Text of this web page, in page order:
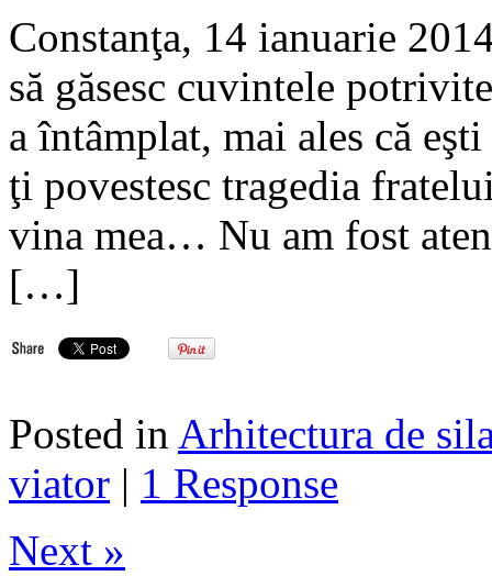
Constanţa, 14 ianuarie
să găsesc cuvintele
a întâmplat, mai ales că
ţi povestesc tragedia
vina mea… Nu am fost
[…]
Posted in Arhitectura de
viator | 1 Response
Next »